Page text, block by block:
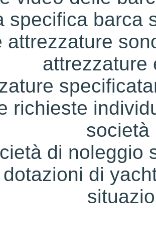
specifica barca
attrezzature
attrezzature
richieste
società
di noleggio
di